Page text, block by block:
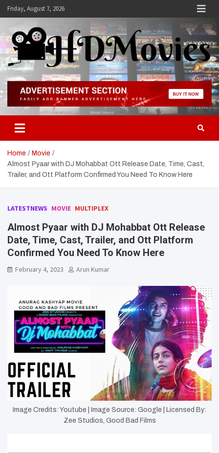
SkipFriday, August 7, 2026
Hdmovies
Home
Movie
Almost Pyaar with DJ Mohabbat Ott Release Date, Time, Cast,
Trailer, and Ott Platform Confirmed You Need To Know Here
LATESTNEWS MOVIE MULTIPLEX
Almost Pyaar with DJ Mohabbat Ott Release
Date, Time, Cast, Trailer, and Ott Platform
Confirmed You Need To Know Here
February 4, 2023 Arun Kumar
Image Credits: Youtube | Image Source: Google | Licensed By:
Zee Studios, Good Bad Films